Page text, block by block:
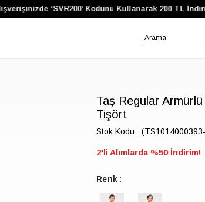
‘SVR200’ Kodunu Kullanarak 200 TL
Taş Regular
Tişört
Stok Kodu
2'li Alımlarda %50 İndirim!
Renk